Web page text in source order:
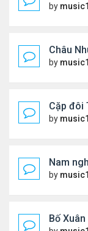
by
Châu
by
Cặp đôi
by
Nam
by
Bố